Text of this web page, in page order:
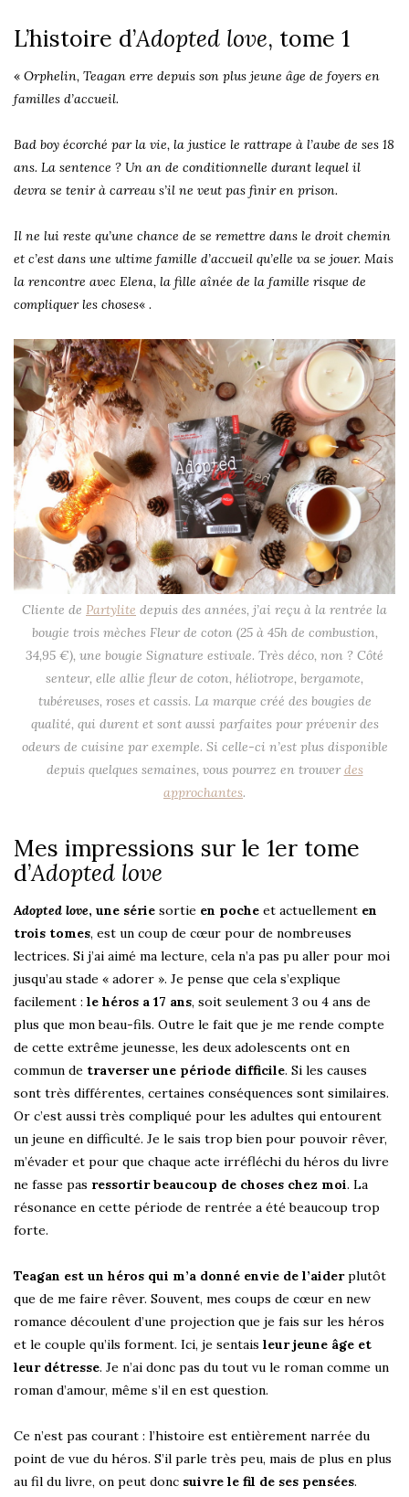
L’histoire d’Adopted love, tome 1
« Orphelin, Teagan erre depuis son plus jeune âge de foyers en
familles d’accueil.
Bad boy écorché par la vie, la justice le rattrape à l’aube de ses 18
ans. La sentence ? Un an de conditionnelle durant lequel il
devra se tenir à carreau s’il ne veut pas finir en prison.
Il ne lui reste qu’une chance de se remettre dans le droit chemin
et c’est dans une ultime famille d’accueil qu’elle va se jouer. Mais
la rencontre avec Elena, la fille aînée de la famille risque de
compliquer les choses« .
Cliente de Partylite depuis des années, j’ai reçu à la rentrée la
bougie trois mèches Fleur de coton (25 à 45h de combustion,
34,95 €), une bougie Signature estivale. Très déco, non ? Côté
senteur, elle allie fleur de coton, héliotrope, bergamote,
tubéreuses, roses et cassis. La marque créé des bougies de
qualité, qui durent et sont aussi parfaites pour prévenir des
odeurs de cuisine par exemple. Si celle-ci n’est plus disponible
depuis quelques semaines, vous pourrez en trouverdes
approchantes.
Mes impressions sur le 1er tome
d’Adopted love
Adopted love, une série sortie en poche et actuellement en
trois tomes, est un coup de cœur pour de nombreuses
lectrices. Si j’ai aimé ma lecture, cela n’a pas pu aller pour moi
jusqu’au stade « adorer ». Je pense que cela s’explique
facilement : le héros a 17 ans, soit seulement 3 ou 4 ans de
plus que mon beau-fils. Outre le fait que je me rende compte
de cette extrême jeunesse, les deux adolescents ont en
commun de traverser une période difficile. Si les causes
sont très différentes, certaines conséquences sont similaires.
Or c’est aussi très compliqué pour les adultes qui entourent
un jeune en difficulté. Je le sais trop bien pour pouvoir rêver,
m’évader et pour que chaque acte irréfléchi du héros du livre
ne fasse pas ressortir beaucoup de choses chez moi. La
résonance en cette période de rentrée a été beaucoup trop
forte.
Teagan est un héros qui m’a donné envie de l’aiderplutôt
que de me faire rêver. Souvent, mes coups de cœur en new
romance découlent d’une projection que je fais sur les héros
et le couple qu’ils forment. Ici, je sentais leur jeune âge et
leur détresse. Je n’ai donc pas du tout vu le roman comme un
roman d’amour, même s’il en est question.
Ce n’est pas courant : l’histoire est entièrement narrée du
point de vue du héros. S’il parle très peu, mais de plus en plus
au fil du livre, on peut donc suivre le fil de ses pensées.